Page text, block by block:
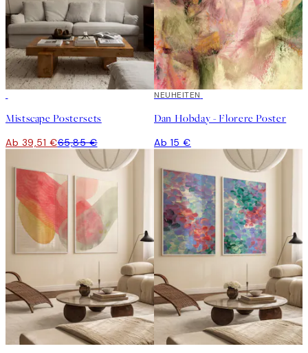
Mistscape Postersets
Ab 39,51 €65,85 €
NEUHEITEN
Dan Hobday - Florere Poster
Ab 15 €